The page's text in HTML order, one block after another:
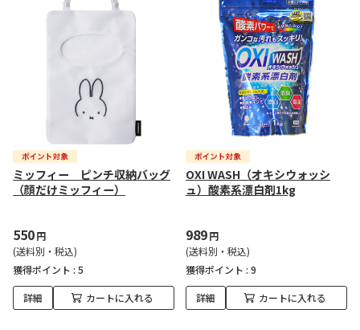
ミッフィー ピンチ収納バッグ
（顔だけミッフィー）
550円
(送料別・税込)
獲得ポイント : 5
詳細 カートに入れる
OXI WASH（オキシウォッシ
ュ）酸素系漂白剤1kg
989円
(送料別・税込)
獲得ポイント : 9
詳細 カートに入れる